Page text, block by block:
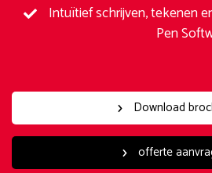
Intuïtief schrijven, tekenen
Pen
Download
offerte